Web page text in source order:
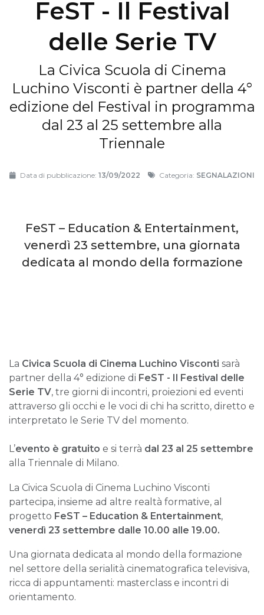
FeST - Il Festival
delle Serie TV
La Civica Scuola di Cinema
Luchino Visconti è partner della 4°
edizione del Festival in programma
dal 23 al 25 settembre alla
Triennale
Data di pubblicazione: 13/09/2022 Categoria: SEGNALAZIONI
FeST – Education & Entertainment,
venerdì 23 settembre, una giornata
dedicata al mondo della formazione
La Civica Scuola di Cinema Luchino Visconti sarà
partner della 4° edizione di FeST - Il Festival delle
Serie TV, tre giorni di incontri, proiezioni ed eventi
attraverso gli occhi e le voci di chi ha scritto, diretto e
interpretato le Serie TV del momento.
L’evento è gratuito e si terrà dal 23 al 25 settembre
alla Triennale di Milano.
La Civica Scuola di Cinema Luchino Visconti
partecipa, insieme ad altre realtà formative, al
progetto FeST – Education & Entertainment,
venerdì 23 settembre dalle 10.00 alle 19.00.
Una giornata dedicata al mondo della formazione
nel settore della serialità cinematografica televisiva,
ricca di appuntamenti: masterclass e incontri di
orientamento.